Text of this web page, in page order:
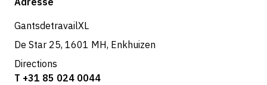
Retours et service
GantsdetravailXL
De Star 25, 1601 MH, Enkhuizen
Directions
T +31 85 024 0044